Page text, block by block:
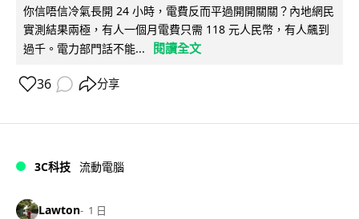
你信唔信冷氣長開 24 小時，電費反而平過開開關關？內地網民
實測結果兩極，有人一個月電費只需 118 元人民幣，有人飆到
過千。電力部門話不能...
閱讀全文
36 分享
3C科技 流動電腦
Lawton 1 日